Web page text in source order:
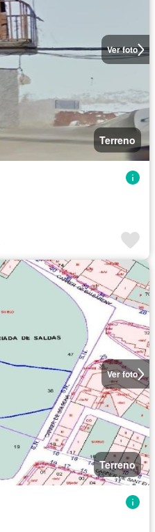
Ver foto
Terreno
Ver foto
Terreno